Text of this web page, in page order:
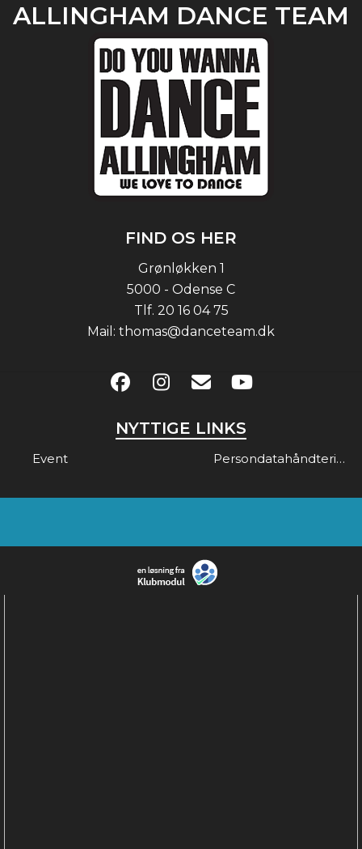
ALLINGHAM DANCE TEAM
FIND OS HER
Grønløkken 1
5000 - Odense C
Tlf. 20 16 04 75
Mail: thomas@danceteam.dk
NYTTIGE LINKS
Event Persondatahåndtering & Gdpr